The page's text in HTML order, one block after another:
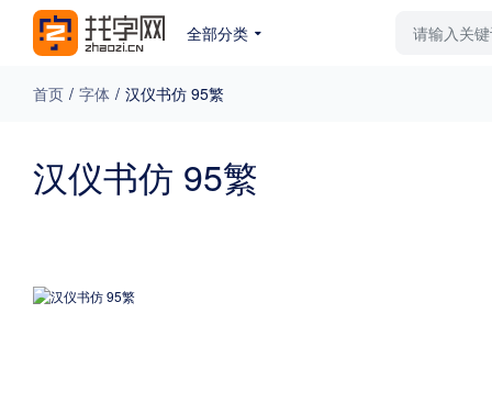
全部分类
免费下载 收费下载 更多
首页 / 字体 / 汉仪书仿 95繁
汉仪书仿 95繁